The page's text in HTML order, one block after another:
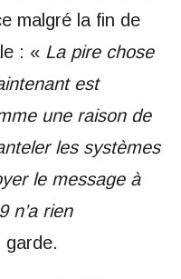
malgré la fin de
: « La pire chose
est
une raison de
les systèmes
le message à
n’a rien